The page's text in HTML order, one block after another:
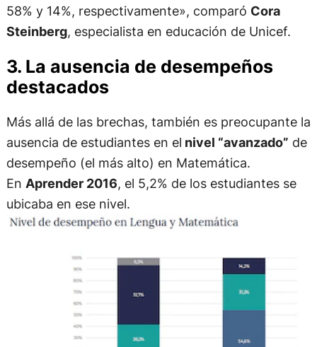
58% y 14%, respectivamente», comparó Cora
Steinberg, especialista en educación de Unicef.
3. La ausencia de desempeños
destacados
Más allá de las brechas, también es preocupante la
ausencia de estudiantes en el nivel “avanzado” de
desempeño (el más alto) en Matemática.
En Aprender 2016, el 5,2% de los estudiantes se
ubicaba en ese nivel.